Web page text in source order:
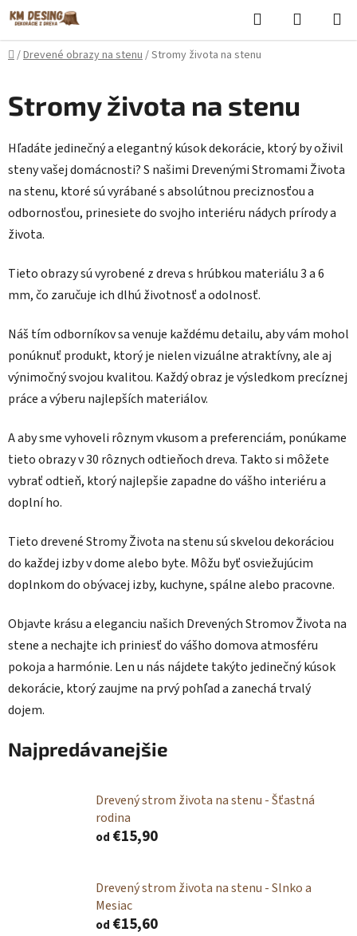
Prejsť
na
obsah
Hľadať
KOŠÍK
Domov
/Drevené obrazy na stenu/Stromy života na stenu
Stromy života na stenu
Hľadáte jedinečný a elegantný kúsok dekorácie, ktorý by oživil
steny vašej domácnosti? S našimi Drevenými Stromami Života
na stenu, ktoré sú vyrábané s absolútnou preciznosťou a
odbornosťou, prinesiete do svojho interiéru nádych prírody a
života.
Tieto obrazy sú vyrobené z dreva s hrúbkou materiálu 3 a 6
mm, čo zaručuje ich dlhú životnosť a odolnosť.
Náš tím odborníkov sa venuje každému detailu, aby vám mohol
ponúknuť produkt, ktorý je nielen vizuálne atraktívny, ale aj
výnimočný svojou kvalitou. Každý obraz je výsledkom precíznej
práce a výberu najlepších materiálov.
A aby sme vyhoveli rôznym vkusom a preferenciám, ponúkame
tieto obrazy v 30 rôznych odtieňoch dreva. Takto si môžete
vybrať odtieň, ktorý najlepšie zapadne do vášho interiéru a
doplní ho.
Tieto drevené Stromy Života na stenu sú skvelou dekoráciou
do každej izby v dome alebo byte. Môžu byť osviežujúcim
doplnkom do obývacej izby, kuchyne, spálne alebo pracovne.
Objavte krásu a eleganciu našich Drevených Stromov Života na
stene a nechajte ich priniesť do vášho domova atmosféru
pokoja a harmónie. Len u nás nájdete takýto jedinečný kúsok
dekorácie, ktorý zaujme na prvý pohľad a zanechá trvalý
dojem.
Najpredávanejšie
Drevený strom života na stenu - Šťastná
rodina
od €15,90
Drevený strom života na stenu - Slnko a
Mesiac
od €15,60